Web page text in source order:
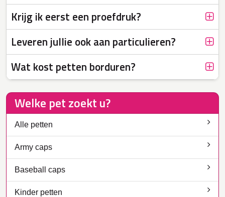
Krijg ik eerst een proefdruk?
Leveren jullie ook aan particulieren?
Wat kost petten borduren?
Welke pet zoekt u?
Alle petten
Army caps
Baseball caps
Kinder petten